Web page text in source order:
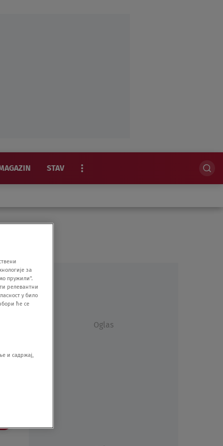
STAV
Oglas
за
пружили".
релевантни
у било
ће се
и садржај,